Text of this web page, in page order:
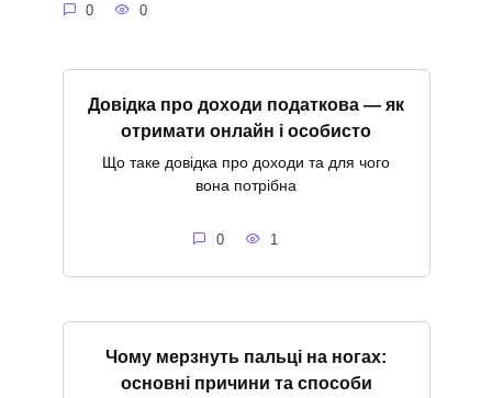
0 0
Довідка про доходи податкова — як
отримати онлайн і особисто
Що таке довідка про доходи та для чого
вона потрібна
0 1
Чому мерзнуть пальці на ногах:
основні причини та способи